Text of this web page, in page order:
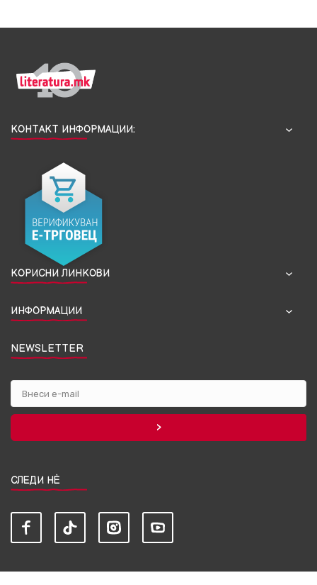
КОНТАКТ ИНФОРМАЦИИ:
КОРИСНИ ЛИНКОВИ
ИНФОРМАЦИИ
NEWSLETTER
СЛЕДИ НЀ